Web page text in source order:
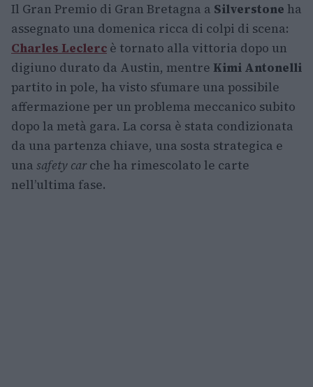
Il Gran Premio di Gran Bretagna a Silverstone ha
assegnato una domenica ricca di colpi di scena:
Charles Leclerc è tornato alla vittoria dopo un
digiuno durato da Austin, mentre Kimi Antonelli
partito in pole, ha visto sfumare una possibile
affermazione per un problema meccanico subito
dopo la metà gara. La corsa è stata condizionata
da una partenza chiave, una sosta strategica e
una safety car che ha rimescolato le carte
nell’ultima fase.